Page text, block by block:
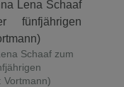
Schaaf zum
Vortmann)